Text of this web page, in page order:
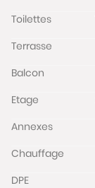
Toilettes
Terrasse
Balcon
Etage
Annexes
Chauffage
DPE